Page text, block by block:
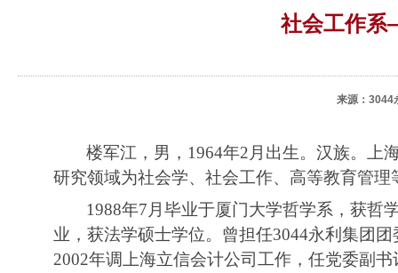
社会工作
来源：3044
楼军江，男， 1964年2月出生。汉族。
上
研究领域为社会学、社会工作、高等教育管理
1988年7月毕业于厦门大学哲学系 ， 获哲
业 ， 获法学硕士学位。曾担任3044永利集团
2002年调上海立信会计公司工作，任党委副